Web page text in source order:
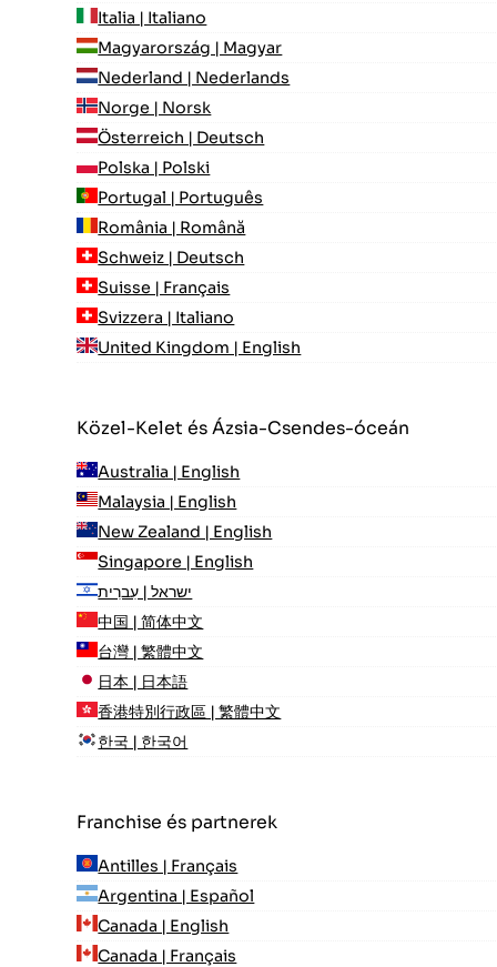
Italia | Italiano
Magyarország | Magyar
Nederland | Nederlands
Norge | Norsk
Österreich | Deutsch
Polska | Polski
Portugal | Português
România | Română
Schweiz | Deutsch
Suisse | Français
Svizzera | Italiano
United Kingdom | English
Közel-Kelet és Ázsia-Csendes-óceán
Australia | English
Malaysia | English
New Zealand | English
Singapore | English
ישראל | עִברִית
中国 | 简体中文
台灣 | 繁體中文
日本 | 日本語
香港特別行政區 | 繁體中文
한국 | 한국어
Franchise és partnerek
Antilles | Français
Argentina | Español
Canada | English
Canada | Français